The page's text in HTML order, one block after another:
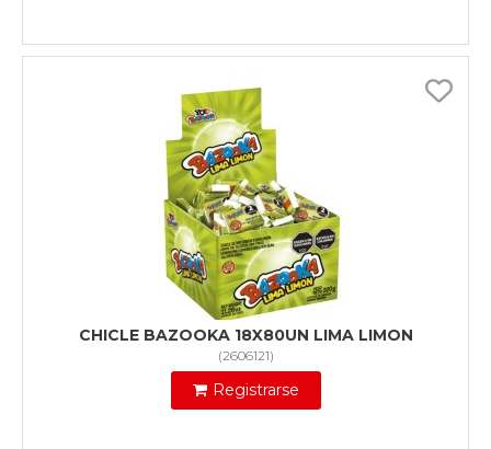
CHICLE BAZOOKA 18X80UN LIMA LIMON
(2606121)
Registrarse